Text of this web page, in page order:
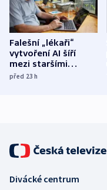
Falešní „lékaři“
vytvoření AI šíří
mezi staršími
Poláky nebezpečné
před 23h
Divácké centrum